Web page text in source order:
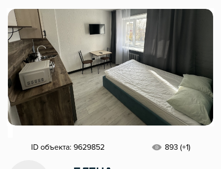
ID объекта: 9629852 893 (+1)